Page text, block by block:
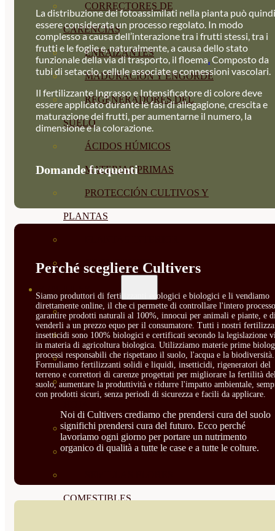
CORRECTORES DE
CARENCIAS
ENRAIZANTES
MADURACIÓN Y ENGORDE
REGENERADORES DEL
SUELO
ÁCIDOS HÚMICOS
MATERIAS PRIMAS
PROTECCIÓN CULTIVOS Y
PLANTAS
GROWPUNCH
VER TODAS
BIODINÁMICAS DEMETER
HORTALIZA FRUTO
SEMILLAS HORTALIZA DE
SEMILLAS AROMÁTICAS
SEMILLAS FLORES
COMESTIBLES
La distribuzione dei fotoassimilati nella pianta può quindi
essere considerata un processo regolato. In modo
complesso a causa dell’interazione tra i frutti stessi, tra i
frutti e le foglie e, naturalmente, a causa dello stato
funzionale della via di trasporto, il floema.Composto da
tubi di setaccio, cellule associate e connessioni vascolari.
Il fertilizzante Ingrasso e Intensificatore di colore deve
essere applicato durante le fasi di allegagione, crescita e
maturazione dei frutti, per aumentarne il numero, la
dimensione e la colorazione.
Domande frequenti
Perché scegliere Cultivers
Siamo produttori di fertilizzanti ecologici e biologici e li vendiamo
direttamente online, il che ci permette di controllare l'intero
garantire prodotti naturali al 100%, innocui per animali e piante, e
venderli a un prezzo equo per il consumatore. Tutti i nostri
insetticidi sono 100% biologici e certificati secondo la legislazione
in materia di agricoltura biologica. Utilizziamo materie prime
processi responsabili che rispettano il suolo, l'acqua e la biodiversità.
Formuliamo fertilizzanti solidi e liquidi, insetticidi, rigeneratori del
terreno e correttori di carenze progettati per migliorare la fertilità
suolo, aumentare la produttività e ridurre l'impatto ambientale,
con prodotti sicuri, senza periodi di sicurezza e facili da applicare.
Noi di Cultivers crediamo che prendersi cura del suolo
significhi prendersi cura del futuro. Ecco perché
lavoriamo ogni giorno per portare un nutrimento
organico di qualità a tutte le case e a tutte le colture.